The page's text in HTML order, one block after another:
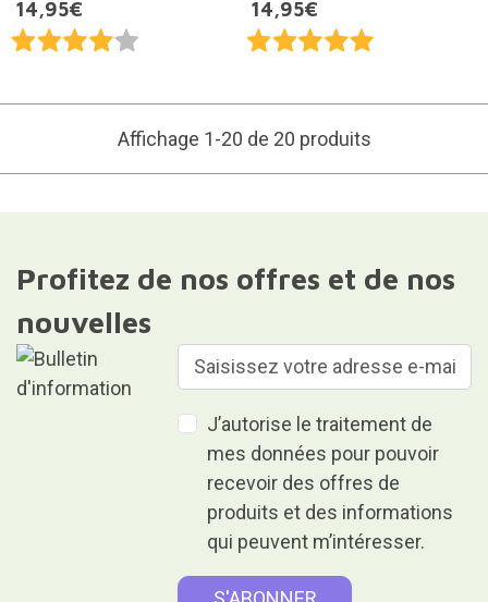
14,95€
14,95€
Affichage 1-20 de 20 produits
Profitez de nos offres et de nos
nouvelles
J’autorise le traitement de
mes données pour pouvoir
recevoir des offres de
produits et des informations
qui peuvent m’intéresser.